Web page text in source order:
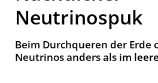
Neutrinospuk
Beim Durchqueren der Erde
Neutrinos anders als im